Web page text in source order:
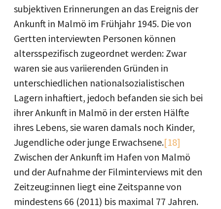
subjektiven Erinnerungen an das Ereignis der
Ankunft in Malmö im Frühjahr 1945. Die von
Gertten interviewten Personen können
altersspezifisch zugeordnet werden: Zwar
waren sie aus variierenden Gründen in
unterschiedlichen nationalsozialistischen
Lagern inhaftiert, jedoch befanden sie sich bei
ihrer Ankunft in Malmö in der ersten Hälfte
ihres Lebens, sie waren damals noch Kinder,
Jugendliche oder junge Erwachsene.[18]
Zwischen der Ankunft im Hafen von Malmö
und der Aufnahme der Filminterviews mit den
Zeitzeug:innen liegt eine Zeitspanne von
mindestens 66 (2011) bis maximal 77 Jahren.